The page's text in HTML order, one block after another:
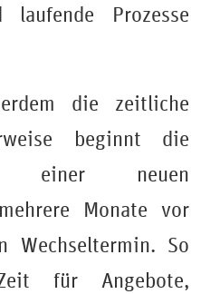
laufende Prozesse
die zeitliche
beginnt die
einer neuen
Monate vor
Wechseltermin. So
für Angebote,